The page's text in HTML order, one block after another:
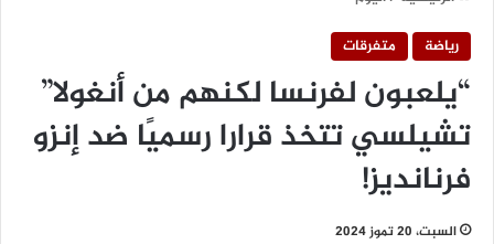
رياضة
متفرقات
“يلعبون لفرنسا لكنهم من أنغولا”
تشيلسي تتخذ قرارا رسميًا ضد إنزو
فرنانديز!
السبت، 20 تموز 2024